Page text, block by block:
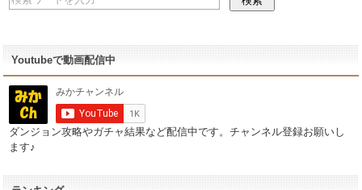
Youtubeで動画配信中
ダンジョン攻略やガチャ結果など配信中です。チャンネル登録お願いし
ます♪